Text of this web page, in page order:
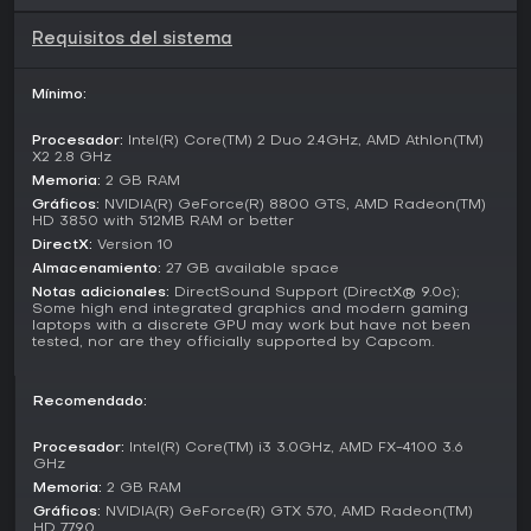
algunos están limitados a ciertos tramos de la historia. Esta
El modo Legendary Dark Knight aumenta la cantidad de
largos. La opción Turbo incrementa la velocidad general del
rápida. Estas incorporaciones amplían la rejugabilidad más
allá de las dificultades habituales.
Personajes jugables
combinación de ataques cuerpo a cuerpo y a distancia.
adecuado tanto para jugadores nuevos como
experimentados. Lady y Trish aportan opciones
Requisitos del sistema
Mínimo:
Procesador: Intel(R) Core(TM) 2 Duo 2.4GHz, AMD Athlon(TM)
X2 2.8 GHz
Memoria: 2 GB RAM
Gráficos: NVIDIA(R) GeForce(R) 8800 GTS, AMD Radeon(TM)
HD 3850 with 512MB RAM or better
DirectX: Version 10
Almacenamiento: 27 GB available space
Notas adicionales: DirectSound Support (DirectX® 9.0c);
Some high end integrated graphics and modern gaming
laptops with a discrete GPU may work but have not been
tested, nor are they officially supported by Capcom.
Recomendado:
Procesador: Intel(R) Core(TM) i3 3.0GHz, AMD FX-4100 3.6
GHz
Memoria: 2 GB RAM
Gráficos: NVIDIA(R) GeForce(R) GTX 570, AMD Radeon(TM)